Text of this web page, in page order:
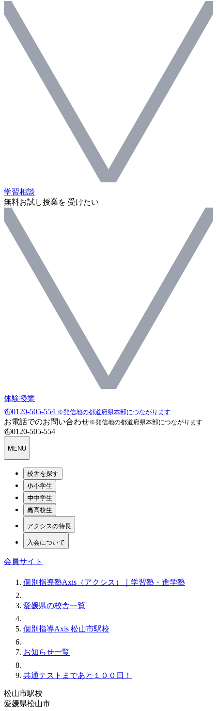
学習相談
無料お試し授業を 受けたい
体験授業
0120-505-554 ※発信地の都道府県本部につながります
お電話でのお問い合わせ※発信地の都道府県本部につながります
0120-505-554
MENU
校舎を探す
小学生
中学生
高校生
アクシスの特長
入会について
会員サイト
個別指導塾Axis（アクシス）｜学習塾・進学塾
愛媛県の校舎一覧
個別指導Axis 松山市駅校
お知らせ一覧
共通テストまであと１００日！
松山市駅校
愛媛県松山市